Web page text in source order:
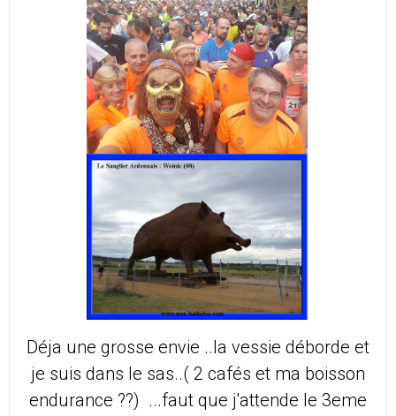
Déja une grosse envie ..la vessie déborde et
je suis dans le sas..( 2 cafés et ma boisson
endurance ??) ...faut que j'attende le 3eme